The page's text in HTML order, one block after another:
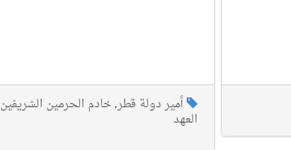
أمير دولة قطر,خادم الحرمين الشريفين
العهد